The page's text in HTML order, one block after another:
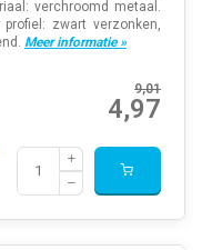
verchroomd metaal.
zwart verzonken,
Meer informatie »
9,01
4,97